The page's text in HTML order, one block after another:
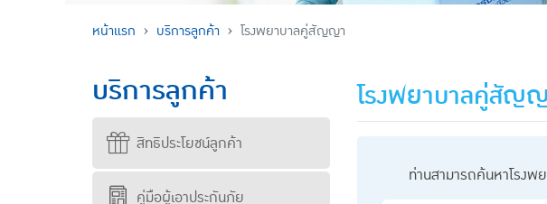
หน้าแรก บริการลูกค้า โรงพยาบาลคู่สัญญา
บริการลูกค้า
สิทธิประโยชน์ลูกค้า
คู่มือผู้เอาประกันภัย
โรงพยาบาลคู่สัญ
ท่านสามารถค้นหาโรง